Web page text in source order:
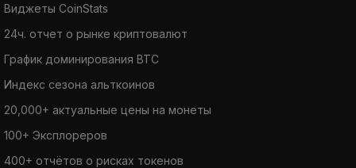
Виджеты CoinStats
24ч. отчет о рынке криптовалют
График доминирования BTC
Индекс сезона альткоинов
20,000+ актуальные цены на монеты
100+ Эксплореров
400+ отчётов о рисках токенов